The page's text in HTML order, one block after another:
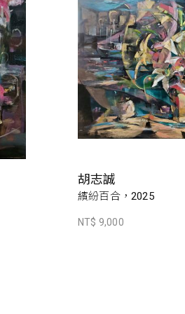
胡志誠
繽紛百合，2025
NT$ 9,000